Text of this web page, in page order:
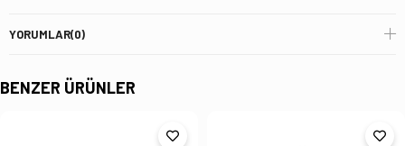
YORUMLAR(0)
BENZER ÜRÜNLER